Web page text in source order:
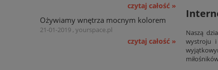
czytaj całość »
Ożywiamy wnętrza mocnym kolorem
21-01-2019 , yourspace.pl
czytaj całość »
Naszą
wystroju i